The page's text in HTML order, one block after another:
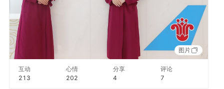
图片
互动
213
心情
202
分享
4
评论
7